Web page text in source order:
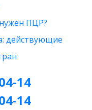
ПЦР?
действующие
14
14